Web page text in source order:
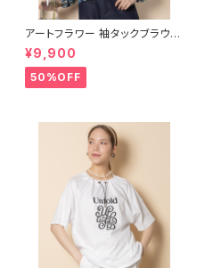
アートフラワー 袖タックブラウス
【5664006】
¥9,900
50%OFF